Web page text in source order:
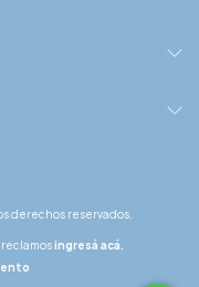
derechos reservados.
reclamosingresá acá.